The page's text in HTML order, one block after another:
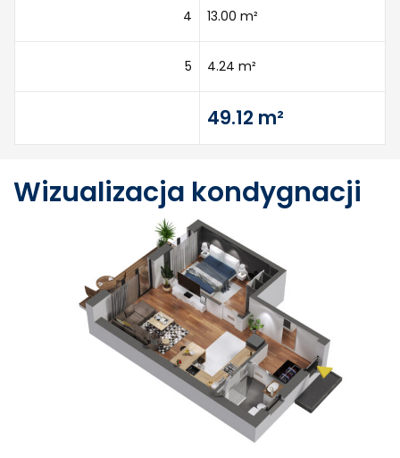
4 13.00 m²
5 4.24 m²
49.12 m²
Wizualizacja kondygnacji